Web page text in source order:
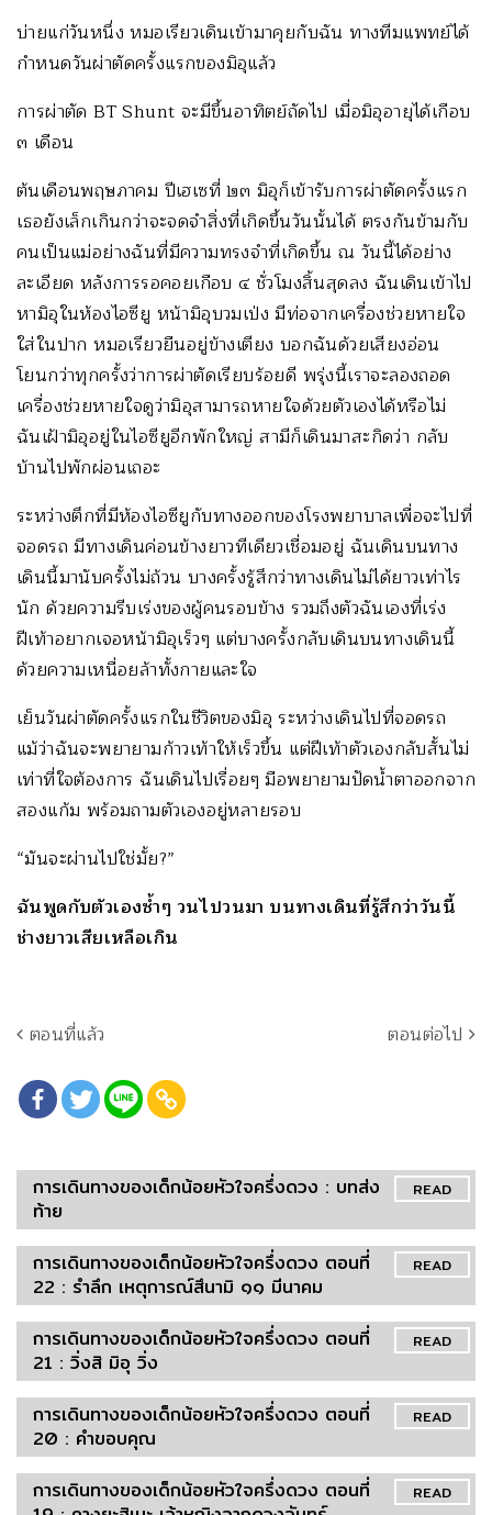
บ่ายแก่วันหนึ่ง หมอเรียวเดินเข้ามาคุยกับฉัน ทางทีมแพทย์ได้
กำหนดวันผ่าตัดครั้งแรกของมิอุแล้ว
การผ่าตัด BT Shunt จะมีขึ้นอาทิตย์ถัดไป เมื่อมิอุอายุได้เกือบ
๓ เดือน
ต้นเดือนพฤษภาคม ปีเฮเซที่ ๒๓ มิอุก็เข้ารับการผ่าตัดครั้งแรก
เธอยังเล็กเกินกว่าจะจดจำสิ่งที่เกิดขึ้นวันนั้นได้ ตรงกันข้ามกับ
คนเป็นแม่อย่างฉันที่มีความทรงจำที่เกิดขึ้น ณ วันนี้ได้อย่าง
ละเอียด หลังการรอคอยเกือบ ๔ ชั่วโมงสิ้นสุดลง ฉันเดินเข้าไป
หามิอุในห้องไอซียู หน้ามิอุบวมเป่ง มีท่อจากเครื่องช่วยหายใจ
ใส่ในปาก หมอเรียวยืนอยู่ข้างเตียง บอกฉันด้วยเสียงอ่อน
โยนกว่าทุกครั้งว่าการผ่าตัดเรียบร้อยดี พรุ่งนี้เราจะลองถอด
เครื่องช่วยหายใจดูว่ามิอุสามารถหายใจด้วยตัวเองได้หรือไม่
ฉันเฝ้ามิอุอยู่ในไอซียูอีกพักใหญ่ สามีก็เดินมาสะกิดว่า กลับ
บ้านไปพักผ่อนเถอะ
ระหว่างตึกที่มีห้องไอซียูกับทางออกของโรงพยาบาลเพื่อจะไปที่
จอดรถ มีทางเดินค่อนข้างยาวทีเดียวเชื่อมอยู่ ฉันเดินบนทาง
เดินนี้มานับครั้งไม่ถ้วน บางครั้งรู้สึกว่าทางเดินไม่ได้ยาวเท่าไร
นัก ด้วยความรีบเร่งของผู้คนรอบข้าง รวมถึงตัวฉันเองที่เร่ง
ฝีเท้าอยากเจอหน้ามิอุเร็วๆ แต่บางครั้งกลับเดินบนทางเดินนี้
ด้วยความเหนื่อยล้าทั้งกายและใจ
เย็นวันผ่าตัดครั้งแรกในชีวิตของมิอุ ระหว่างเดินไปที่จอดรถ
แม้ว่าฉันจะพยายามก้าวเท้าให้เร็วขึ้น แต่ฝีเท้าตัวเองกลับสั้นไม่
เท่าที่ใจต้องการ ฉันเดินไปเรื่อยๆ มือพยายามปัดน้ำตาออกจาก
สองแก้ม พร้อมถามตัวเองอยู่หลายรอบ
“มันจะผ่านไปใช่มั้ย?”
ฉันพูดกับตัวเองซ้ำๆ วนไปวนมา บนทางเดินที่รู้สึกว่าวันนี้
ช่างยาวเสียเหลือเกิน
ตอนที่แล้ว ตอนต่อไป
READ
การเดินทางของเด็กน้อยหัวใจครึ่งดวง : บทส่ง
ท้าย
READ
การเดินทางของเด็กน้อยหัวใจครึ่งดวง ตอนที่
22 : รำลึก เหตุการณ์สึนามิ ๑๑ มีนาคม
READ
การเดินทางของเด็กน้อยหัวใจครึ่งดวง ตอนที่
21 : วิ่งสิ มิอุ วิ่ง
READ
การเดินทางของเด็กน้อยหัวใจครึ่งดวง ตอนที่
20 : คำขอบคุณ
READ
การเดินทางของเด็กน้อยหัวใจครึ่งดวง ตอนที่